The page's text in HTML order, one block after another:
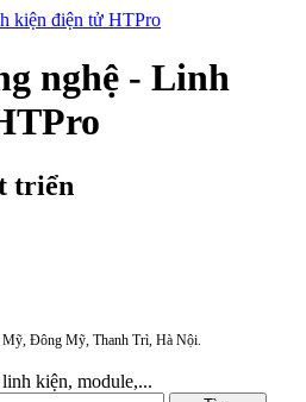
nghệ - Linh
triển
Đông Mỹ, Thanh Trì, Hà Nội.
kiện, module,...